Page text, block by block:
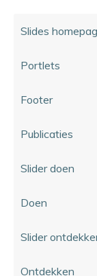
Slides
Portlets
Footer
Publicaties
Slider doen
Doen
Slider
Ontdekken